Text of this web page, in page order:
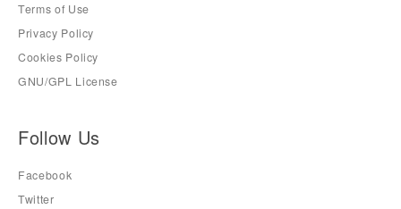
Terms of Use
Privacy Policy
Cookies Policy
GNU/GPL License
Follow Us
Facebook
Twitter